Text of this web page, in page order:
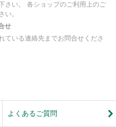
さい。 各ショップのご利用上のご
い。
せ
ている連絡先までお問合せくださ
よくあるご質問